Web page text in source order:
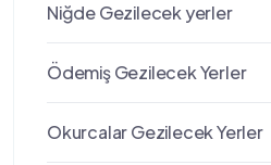
Niğde Gezilecek yerler
Ödemiş Gezilecek Yerler
Okurcalar Gezilecek Yerler